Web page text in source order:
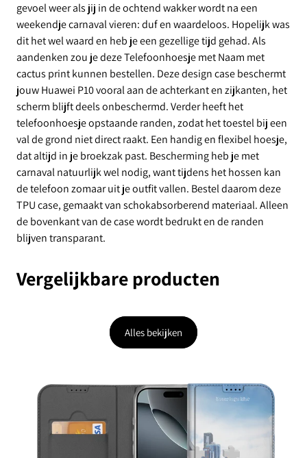
gevoel weer als jij in de ochtend wakker wordt na een
weekendje carnaval vieren: duf en waardeloos. Hopelijk was
dit het wel waard en heb je een gezellige tijd gehad. Als
aandenken zou je deze Telefoonhoesje met Naam met
cactus print kunnen bestellen. Deze design case beschermt
jouw Huawei P10 vooral aan de achterkant en zijkanten, het
scherm blijft deels onbeschermd. Verder heeft het
telefoonhoesje opstaande randen, zodat het toestel bij een
val de grond niet direct raakt. Een handig en flexibel hoesje,
dat altijd in je broekzak past. Bescherming heb je met
carnaval natuurlijk wel nodig, want tijdens het hossen kan
de telefoon zomaar uit je outfit vallen. Bestel daarom deze
TPU case, gemaakt van schokabsorberend materiaal. Alleen
de bovenkant van de case wordt bedrukt en de randen
blijven transparant.
Vergelijkbare producten
Alles bekijken